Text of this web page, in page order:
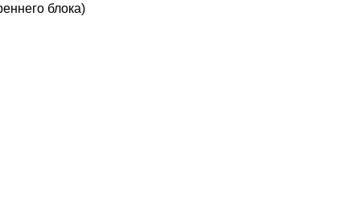
блока)